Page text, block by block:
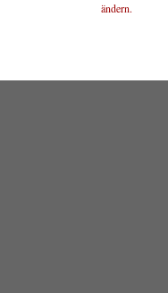
ändern.